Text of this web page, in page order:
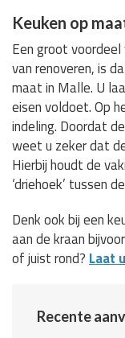
Keuken op
Een groot
van renoveren, is
maat in Malle. U
eisen voldoet. Op
indeling. Doordat
weet u zeker dat
Hierbij houdt de
‘driehoek’ tussen
Denk ook bij een
aan de kraan
of juist rond? Laat
Recente